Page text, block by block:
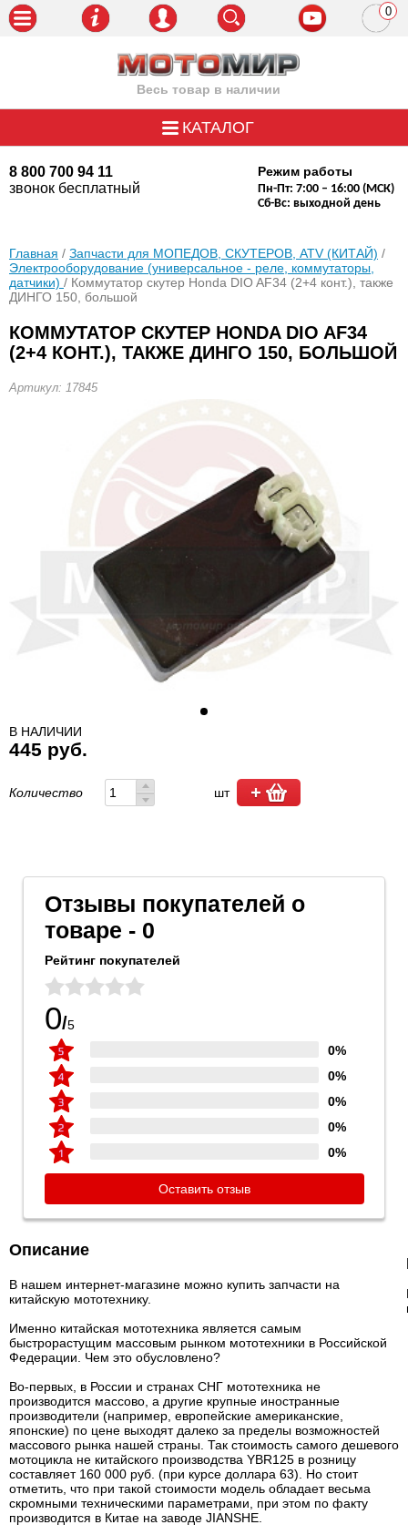
Весь товар в наличии
8 800 700 94 11
звонок бесплатный
Режим работы
Пн-Пт: 7:00 – 16:00 (МСК)
Сб-Вс: выходной день
0
КАТАЛОГ
Главная / Запчасти для МОПЕДОВ, СКУТЕРОВ, ATV (КИТАЙ) /
Электрооборудование (универсальное - реле, коммутаторы,
датчики) / Коммутатор скутер Honda DIO AF34 (2+4 конт.), также
ДИНГО 150, большой
КОММУТАТОР СКУТЕР HONDA DIO AF34
(2+4 КОНТ.), ТАКЖЕ ДИНГО 150, БОЛЬШОЙ
Артикул: 17845
В НАЛИЧИИ
445 руб.
Количество шт
Отзывы покупателей о
товаре - 0
Рейтинг покупателей
0/5
0%
0%
0%
0%
0%
Оставить отзыв
Описание
В нашем интернет-магазине можно купить запчасти на
китайскую мототехнику.
Именно китайская мототехника является самым
быстрорастущим массовым рынком мототехники в Российской
Федерации. Чем это обусловлено?
Во-первых, в России и странах СНГ мототехника не
производится массово, а другие крупные иностранные
производители (например, европейские американские,
японские) по цене выходят далеко за пределы возможностей
массового рынка нашей страны. Так стоимость самого дешевого
мотоцикла не китайского производства YBR125 в розницу
составляет 160 000 руб. (при курсе доллара 63). Но стоит
отметить, что при такой стоимости модель обладает весьма
скромными техническими параметрами, при этом по факту
производится в Китае на заводе JIANSHE.